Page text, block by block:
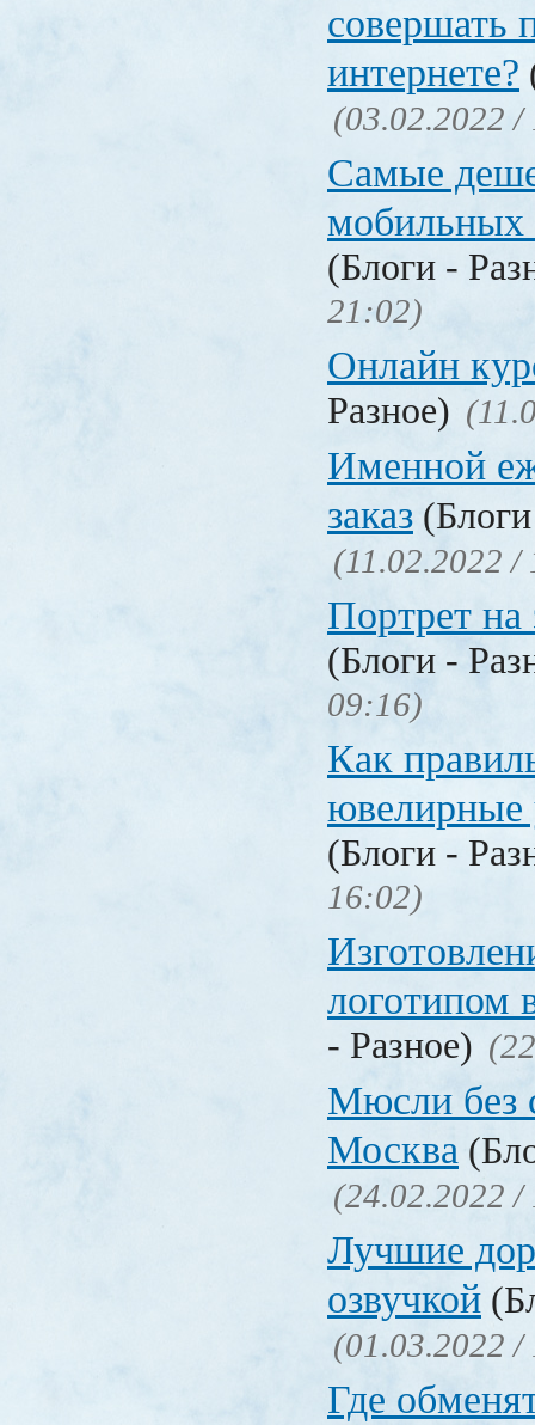
совершать
интернете?
(03.02.2022 /
Самые
мобильных
(Блоги -
21:02)
Онлайн
Разное)
Именной
заказ
(11.02.2022 /
Портрет на
(Блоги -
09:16)
Как
ювелирные
(Блоги -
16:02)
логотипом
- Разное)
Мюсли без
Москва
(24.02.2022 /
Лучшие
озвучкой
(01.03.2022 /
Где